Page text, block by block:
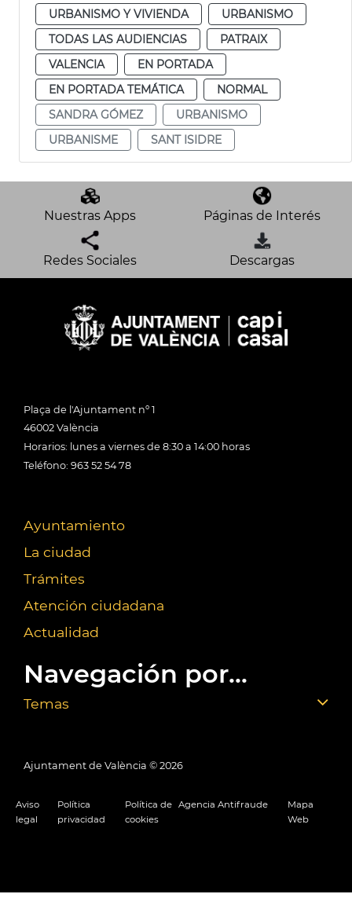
URBANISMO Y VIVIENDA
URBANISMO
TODAS LAS AUDIENCIAS
PATRAIX
VALENCIA
EN PORTADA
EN PORTADA TEMÁTICA
NORMAL
SANDRA GÓMEZ
URBANISMO
URBANISME
SANT ISIDRE
Nuestras Apps Páginas de Interés
Redes Sociales Descargas
Plaça de l'Ajuntament nº 1
46002 València
Horarios: lunes a viernes de 8:30 a 14:00 horas
Teléfono: 963 52 54 78
Ayuntamiento
La ciudad
Trámites
Atención ciudadana
Actualidad
Navegación por...
Temas
Ajuntament de València © 2026
Aviso
legal
Política
privacidad
Política de
cookies
Agencia Antifraude
Mapa
Web